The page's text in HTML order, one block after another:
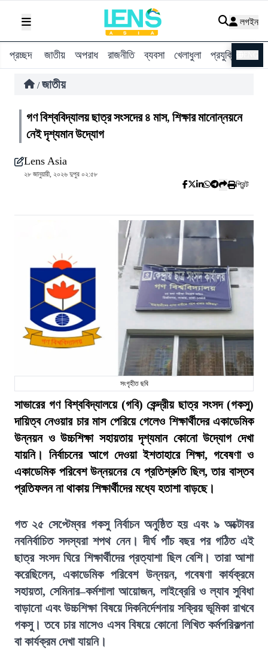
লগইন
প্রচ্ছদ জাতীয় অপরাধ রাজনীতি ব্যবসা খেলাধুলা প্রযুক্তি
/ জাতীয়
গণ বিশ্ববিদ্যালয় ছাত্র সংসদের ৪ মাস, শিক্ষার মানোন্নয়নে
নেই দৃশ্যমান উদ্যোগ
Lens Asia
২৮ জানুয়ারী, ২০২৬ দুপুর ০২:৫৮
প্রিন্ট
সংগৃহীত ছবি
সাভারের গণ বিশ্ববিদ্যালয়ে (গবি) কেন্দ্রীয় ছাত্র সংসদ (গকসু)
দায়িত্ব নেওয়ার চার মাস পেরিয়ে গেলেও শিক্ষার্থীদের একাডেমিক
উন্নয়ন ও উচ্চশিক্ষা সহায়তায় দৃশ্যমান কোনো উদ্যোগ দেখা
যায়নি। নির্বাচনের আগে দেওয়া ইশতাহারে শিক্ষা, গবেষণা ও
একাডেমিক পরিবেশ উন্নয়নের যে প্রতিশ্রুতি ছিল, তার বাস্তব
প্রতিফলন না থাকায় শিক্ষার্থীদের মধ্যে হতাশা বাড়ছে।
গত ২৫ সেপ্টেম্বর গকসু নির্বাচন অনুষ্ঠিত হয় এবং ৯ অক্টোবর
নবনির্বাচিত সদস্যরা শপথ নেন। দীর্ঘ পাঁচ বছর পর গঠিত এই
ছাত্র সংসদ ঘিরে শিক্ষার্থীদের প্রত্যাশা ছিল বেশি। তারা আশা
করেছিলেন, একাডেমিক পরিবেশ উন্নয়ন, গবেষণা কার্যক্রমে
সহায়তা, সেমিনার–কর্মশালা আয়োজন, লাইব্রেরি ও ল্যাব সুবিধা
বাড়ানো এবং উচ্চশিক্ষা বিষয়ে দিকনির্দেশনায় সক্রিয় ভূমিকা রাখবে
গকসু। তবে চার মাসেও এসব বিষয়ে কোনো লিখিত কর্মপরিকল্পনা
বা কার্যক্রম দেখা যায়নি।